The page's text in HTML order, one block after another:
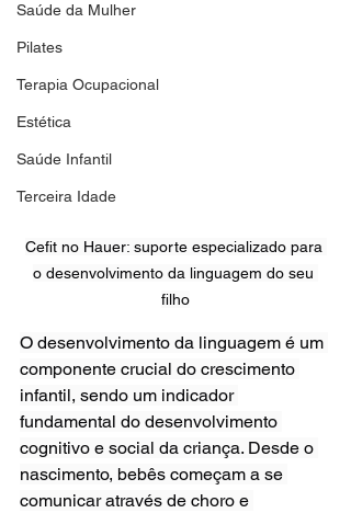
Saúde da Mulher
Pilates
Terapia Ocupacional
Estética
Saúde Infantil
Terceira Idade
Cefit no Hauer: suporte especializado para
o desenvolvimento da linguagem do seu
filho
O desenvolvimento da linguagem é um
componente crucial do crescimento
infantil, sendo um indicador
fundamental do desenvolvimento
cognitivo e social da criança. Desde o
nascimento, bebês começam a se
comunicar através de choro e